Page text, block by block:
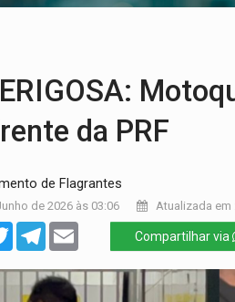
da PRF
de Flagrantes
de 2026 às 03:06 Atualizada em
TwitterTelegram Compartilhar via